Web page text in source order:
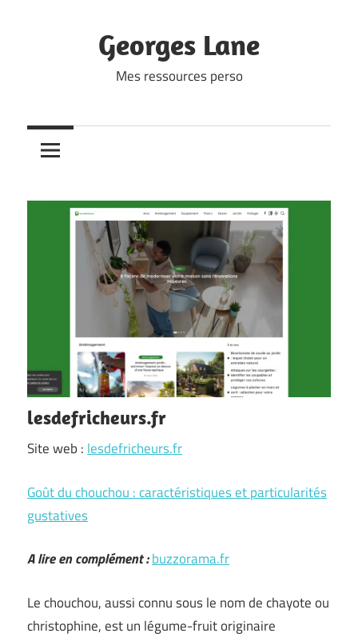
Georges Lane
Mes ressources perso
lesdefricheurs.fr
Site web : lesdefricheurs.fr
Goût du chouchou : caractéristiques et particularités
gustatives
A lire en complément :buzzorama.fr
Le chouchou, aussi connu sous le nom de chayote ou
christophine, est un légume-fruit originaire